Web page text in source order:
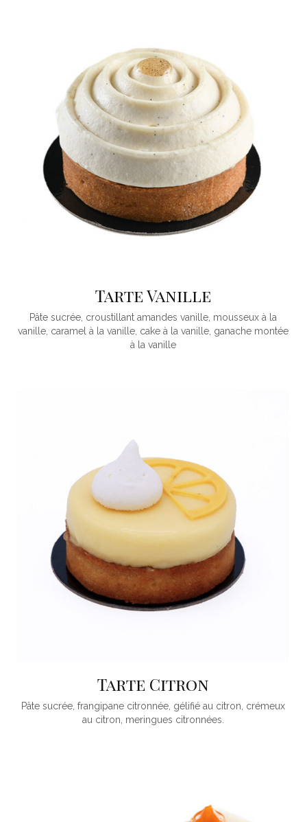
Tarte Vanille
Pâte sucrée, croustillant amandes vanille, mousseux à la
vanille, caramel à la vanille, cake à la vanille, ganache montée
à la vanille
Tarte Citron
Pâte sucrée, frangipane citronnée, gélifié au citron, crémeux
au citron, meringues citronnées.